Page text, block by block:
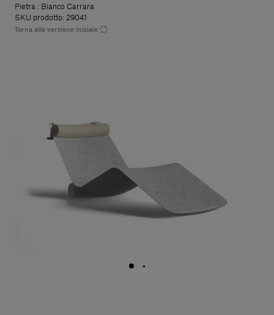
Pietra : Bianco Carrara
SKU prodotto: 29041
Torna alla versione iniziale